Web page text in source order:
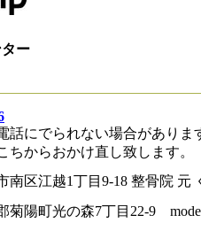
ー
話にでられない場合がありま
ちからおかけ直し致します。
南区江越1丁目9-18 整骨院 元
菊陽町光の森7丁目22-9